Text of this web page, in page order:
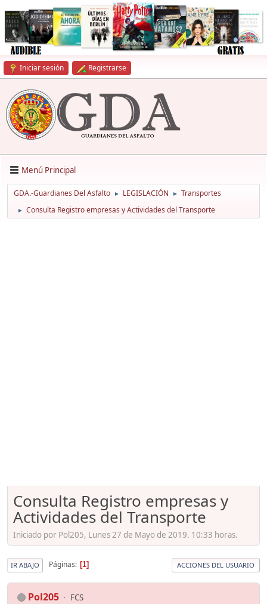
Iniciar sesión Registrarse
Menú Principal
GDA.-Guardianes Del Asfalto ► LEGISLACIÓN ► Transportes
► Consulta Registro empresas y Actividades del Transporte
Consulta Registro empresas y
Actividades del Transporte
Iniciado por Pol205, Lunes 27 de Mayo de 2019. 10:33 horas.
IR ABAJO Páginas 1 ACCIONES DEL USUARIO
Pol205 FCS